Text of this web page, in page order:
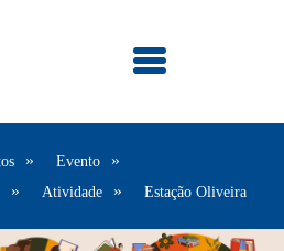
Evento
Atividade Estação Oliveira